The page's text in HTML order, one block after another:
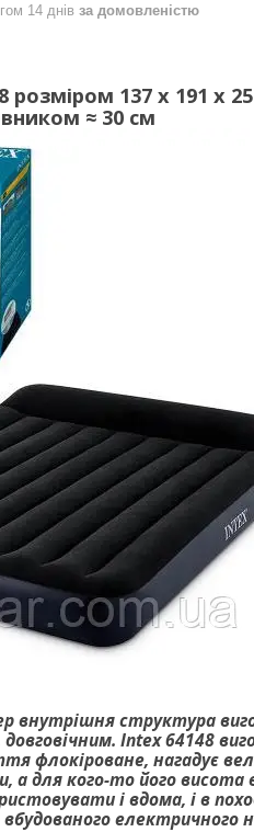
14 днів за домовленістю
137 x 191 x
≈ 30 см
внутрішня структура
Intex 64148
флокіроване, нагадує
а для кого-то його
і вдома, і в
електричного